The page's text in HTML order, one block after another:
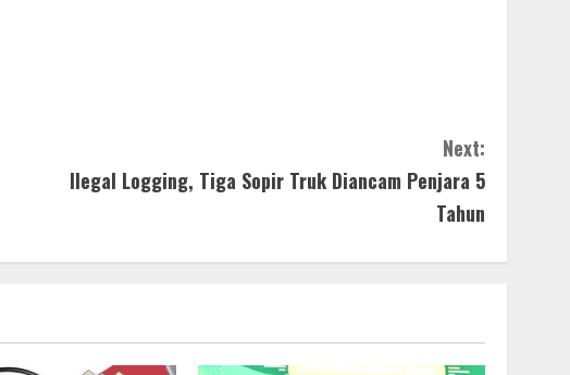
Next:
Ilegal Logging, Tiga Sopir Truk Diancam Penjara 5
Tahun